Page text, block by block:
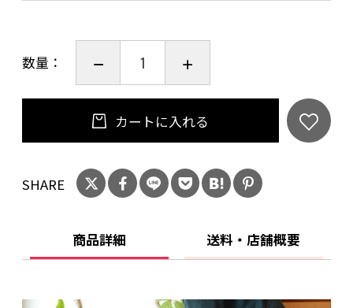
数量：
カートに入れる
SHARE
商品詳細 送料・店舗概要